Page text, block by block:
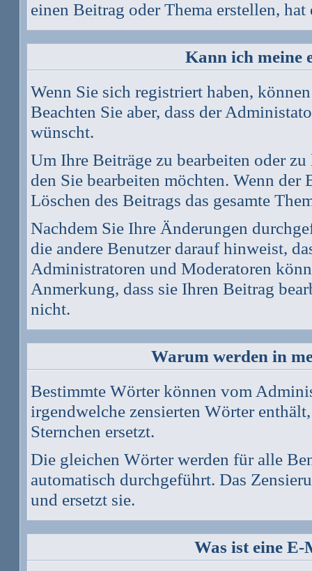
einen Beitrag oder Thema erstellen,
Kann ich meine
Wenn Sie sich registriert haben,
Beachten Sie aber, dass der
wünscht.
Um Ihre Beiträge zu bearbeiten oder
den Sie bearbeiten möchten. Wenn
Löschen des Beitrags das gesamte
Nachdem Sie Ihre Änderungen
die andere Benutzer darauf hinweist,
Administratoren und Moderatoren
Anmerkung, dass sie Ihren Beitrag
nicht.
Warum werden in
Bestimmte Wörter können vom
irgendwelche zensierten Wörter
Sternchen ersetzt.
Die gleichen Wörter werden für alle
automatisch durchgeführt. Das
und ersetzt sie.
Was ist eine